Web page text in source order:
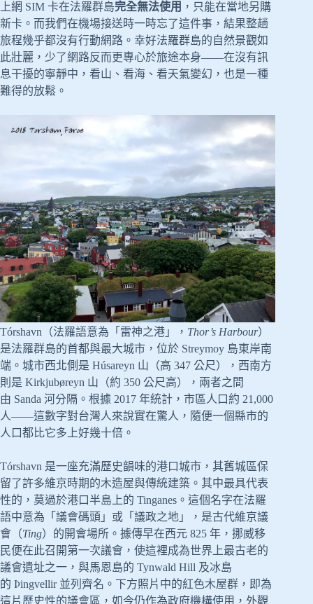
上網 SIM 卡在法羅群島完全無法使用 ，只能在當地另購
新卡。而我們在機場接送時一時忘了這件事，結果整趟
旅程幾乎都沒有行動網路。幸好法羅群島的自然景觀如
此壯麗，少了網路反而更專心於旅途本身——在沒有訊
息干擾的寧靜中，看山、看海、看天氣變幻，也是一種
難得的放鬆。
Tórshavn（法羅語意為「雷神之港」， Thor’s Harbour）
是法羅群島的首都與最大城市，位於 Streymoy 島東岸南
端。城市西北側是 Húsareyn 山（高 347 公尺），西南方
則是 Kirkjubøreyn 山（約 350 公尺高），兩者之間
由 Sanda 河分隔。根據 2017 年統計，市區人口約 21,000
人——這數字對台灣人來說實在驚人，隨便一個縣市的
人口都比它多上好幾十倍。
Tórshavn 是一座充滿歷史韻味的港口城市，其舊城區保
留了許多維京時期的木造屋與傳統建築。其中最具代表
性的，莫過於港口半島上的 Tinganes。這個名字在法羅
語中意為「議會碼頭」或「議政之地」，是古代維京議
會（Ting）的開會場所。據傳早在西元 825 年，挪威移
民便在此召開第一次議會，使這裡成為世界上最古老的
議會遺址之一，與馬恩島的 Tynwald Hill 及冰島
的 Þingvellir 並列齊名。下方照片中的紅色木屋群，即為
這片歷史性的議會區，如今仍作為政府機構使用，外觀